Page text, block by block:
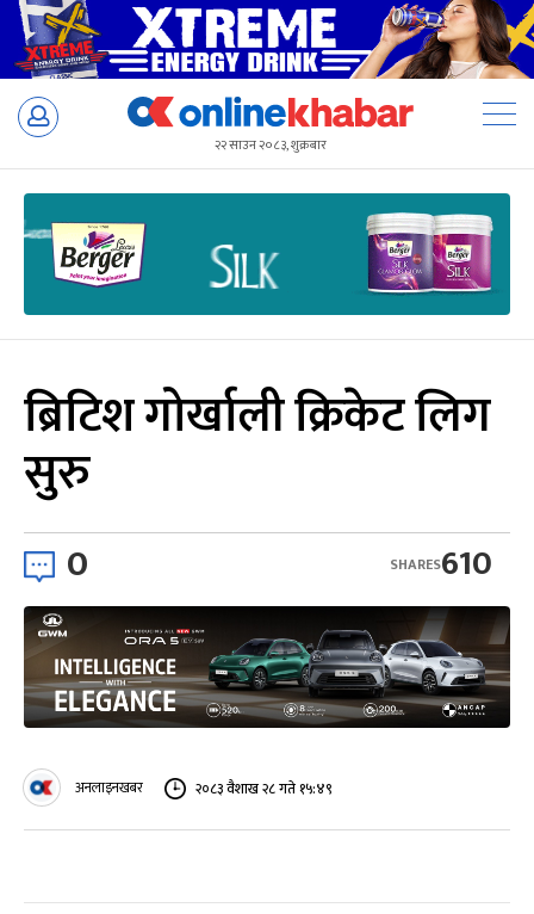
Skip
२२ साउन २०८३, शुक्रबार
ब्रिटिश गोर्खाली क्रिकेट लिग
सुरु
0 610
SHARES
अनलाइनखबर २०८३ वैशाख २८ गते १५:४९